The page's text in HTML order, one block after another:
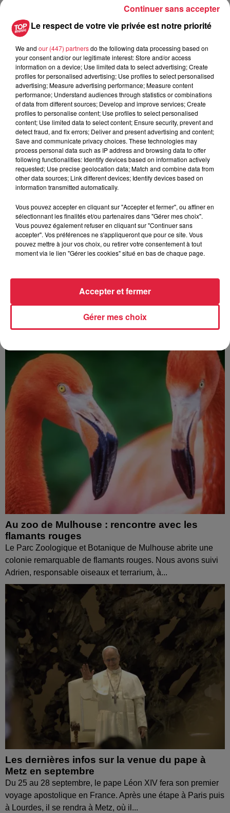
A lire aussi
14h33
Au zoo de Mulhouse : rencontre
avec les flamants rouges
12h23
Les dernières infos sur la venue du
pape à Metz en septembre
5 août 2026
Europa-Park : des précisons sur
l’après Euro-Mir
À découvrir également
Au zoo de Mulhouse : rencontre avec les
flamants rouges
Le Parc Zoologique et Botanique de Mulhouse abrite une
colonie remarquable de flamants rouges. Nous avons suivi
Adrien, responsable oiseaux et terrarium, à...
Les dernières infos sur la venue du pape à
Metz en septembre
Du 25 au 28 septembre, le pape Léon XIV fera son premier
voyage apostolique en France. Après une étape à Paris puis
à Lourdes, il se rendra à Metz, où il...
Le respect de votre vie privée est notre priorité
We and our (447) partnersdo the following data processing based on
your consent and/or our legitimate interest: Store and/or access
information on a device; Use limited data to select advertising; Create
profiles for personalised advertising; Use profiles to select personalised
advertising; Measure advertising performance; Measure content
performance; Understand audiences through statistics or combinations
of data from different sources; Develop and improve services; Create
profiles to personalise content; Use profiles to select personalised
content; Use limited data to select content; Ensure security, prevent and
detect fraud, and fix errors; Deliver and present advertising and content;
Save and communicate privacy choices. These technologies may
process personal data such as IP address and browsing data to offer
following functionalities: Identify devices based on information actively
requested; Use precise geolocation data; Match and combine data from
other data sources; Link different devices; Identify devices based on
information transmitted automatically.
Vous pouvez accepter en cliquant sur "Accepter et fermer", ou affiner en
sélectionnant les finalités et/ou partenaires dans "Gérer mes choix".
Vous pouvez également refuser en cliquant sur "Continuer sans
accepter". Vos préférences ne s'appliqueront que pour ce site. Vous
pouvez mettre à jour vos choix, ou retirer votre consentement à tout
moment via le lien "Gérer les cookies" situé en bas de chaque page.
Gérer mes choix
Accepter et fermer
Continuer sans accepter